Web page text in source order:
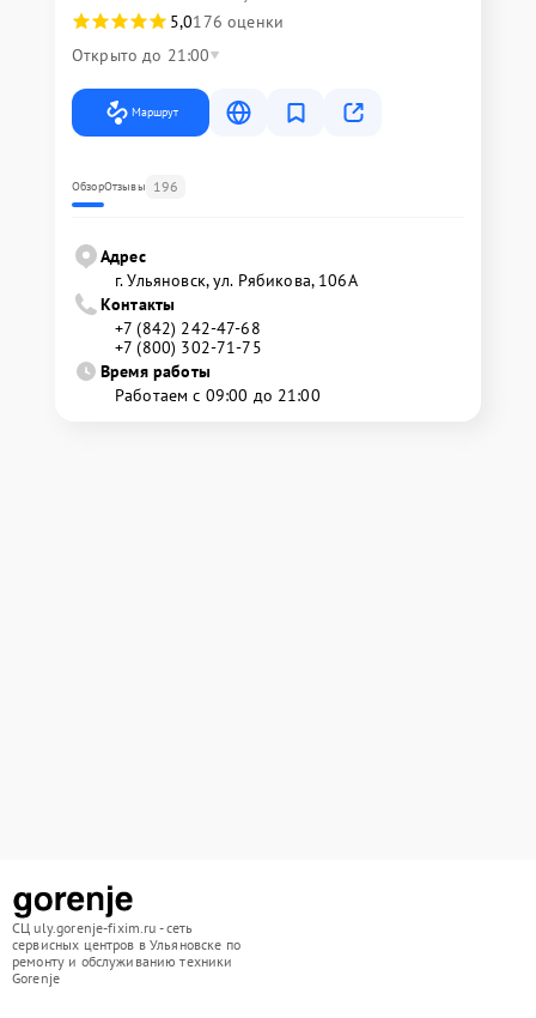
5,0176 оценки
Открыто до 21:00
Маршрут
ОбзорОтзывы 196
Адрес
г. Ульяновск, ул. Рябикова, 106А
Контакты
+7 (842) 242-47-68
+7 (800) 302-71-75
Время работы
Работаем с 09:00 до 21:00
СЦ uly.gorenje-fixim.ru - сеть
сервисных центров в Ульяновске по
ремонту и обслуживанию техники
Gorenje